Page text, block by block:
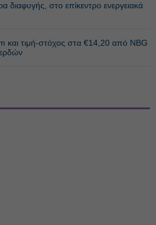
διαφυγής, στο επίκεντρο ενεργειακά
και τιμή-στόχος στα €14,20 από NBG